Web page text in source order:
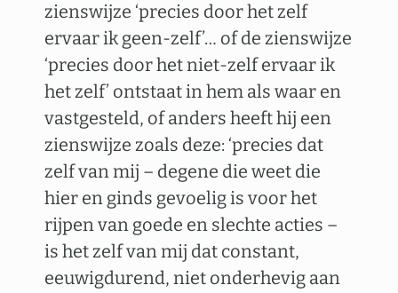
zienswijze ‘precies door het zelf
ervaar ik geen-zelf’… of de zienswijze
‘precies door het niet-zelf ervaar ik
het zelf’ ontstaat in hem als waar en
vastgesteld, of anders heeft hij een
zienswijze zoals deze: ‘precies dat
zelf van mij – degene die weet die
hier en ginds gevoelig is voor het
rijpen van goede en slechte acties –
is het zelf van mij dat constant,
eeuwigdurend, niet onderhevig aan